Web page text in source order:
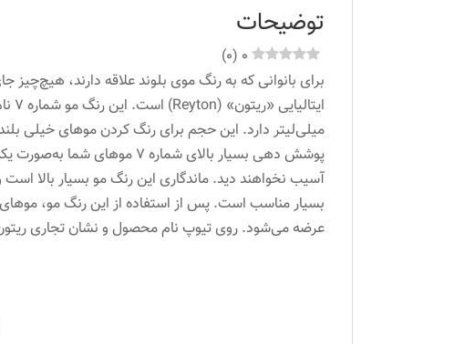
توضیحات
0
(
0
)
برای بانوانی که به رنگ موی بلوند علاقه دارند،
میلی‌لیتر دارد. این حجم برای رنگ کردن موهای خیلی
پوشش دهی بسیار بالای
بسیار مناسب است. پس از استفاده از این رنگ مو،
عرضه می‌شود. روی تیوپ نام محصول و نشان تجاری